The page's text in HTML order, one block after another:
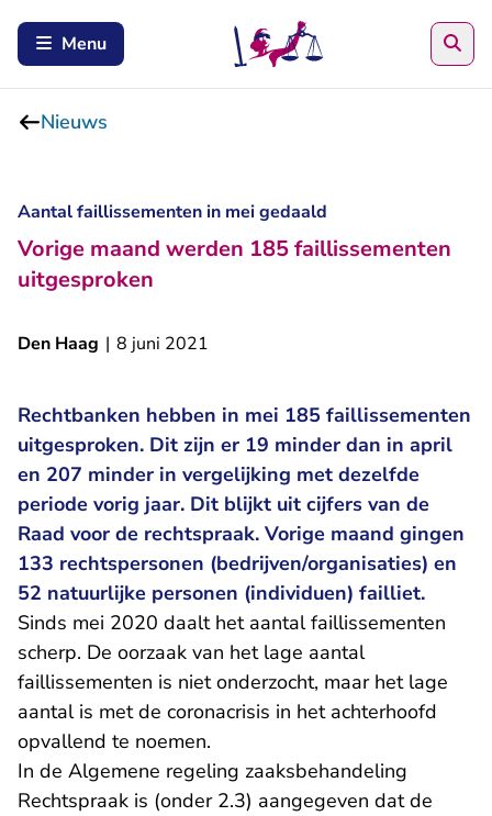
Menu
Nieuws
Aantal faillissementen in mei gedaald
Vorige maand werden 185 faillissementen
uitgesproken
Den Haag | 8 juni 2021
Rechtbanken hebben in mei 185 faillissementen
uitgesproken. Dit zijn er 19 minder dan in april
en 207 minder in vergelijking met dezelfde
periode vorig jaar. Dit blijkt uit cijfers van de
Raad voor de rechtspraak. Vorige maand gingen
133 rechtspersonen (bedrijven/organisaties) en
52 natuurlijke personen (individuen) failliet.
Sinds mei 2020 daalt het aantal faillissementen
scherp. De oorzaak van het lage aantal
faillissementen is niet onderzocht, maar het lage
aantal is met de coronacrisis in het achterhoofd
opvallend te noemen.
In de Algemene regeling zaaksbehandeling
Rechtspraak is (onder 2.3) aangegeven dat de